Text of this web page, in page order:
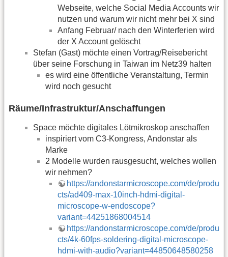
Webseite, welche Social Media Accounts wir
nutzen und warum wir nicht mehr bei X sind
Anfang Februar/ nach den Winterferien wird
der X Account gelöscht
Stefan (Gast) möchte einen Vortrag/Reisebericht
über seine Forschung in Taiwan im Netz39 halten
es wird eine öffentliche Veranstaltung, Termin
wird noch gesucht
Räume/Infrastruktur/Anschaffungen
Space möchte digitales Lötmikroskop anschaffen
inspiriert vom C3-Kongress, Andonstar als
Marke
2 Modelle wurden rausgesucht, welches wollen
wir nehmen?
https://andonstarmicroscope.com/de/produ
cts/ad409-max-10inch-hdmi-digital-
microscope-w-endoscope?
variant=44251868004514
https://andonstarmicroscope.com/de/produ
cts/4k-60fps-soldering-digital-microscope-
hdmi-with-audio?variant=44850648580258